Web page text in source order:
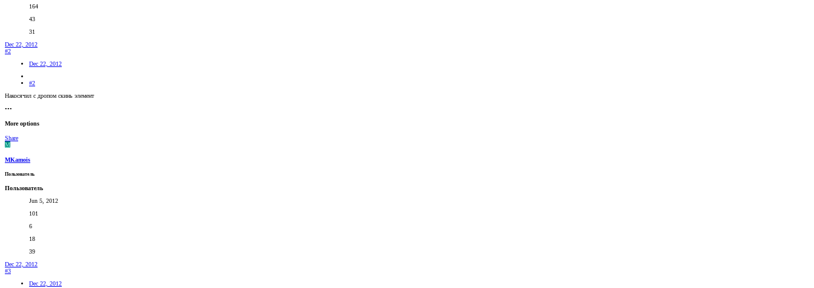
164
43
31
Dec 22, 2012
#2
Dec 22, 2012
#2
Накосячил с дропом скинь элемент
•••
More options
Share
M
MKamois
Пользователь
Пользователь
Jun 5, 2012
101
6
18
39
Dec 22, 2012
#3
Dec 22, 2012